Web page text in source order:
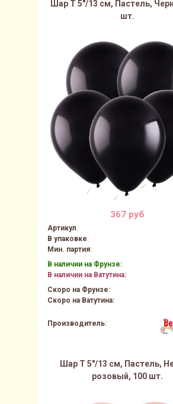
Шар Т 5"/13 см, Пастель,
шт.
367 руб
Артикул:
В упаковке:
Мин. партия:
В наличии на Фрунзе:
В наличии на Ватутина:
Скоро на Фрунзе:
Скоро на Ватутина:
Производитель:
Шар Т 5"/13 см, Пастель,
розовый, 100 шт.